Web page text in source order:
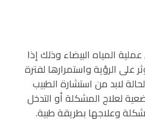
المياه البيضاء وذلك إذا
على الرؤية واستمرارها لفترة
لابد من استشارة الطبيب
لعلاج المشكلة أو التدخل
وعلاجها بطريقة طبية.